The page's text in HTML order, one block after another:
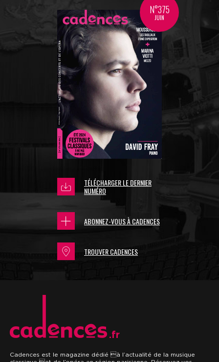
N°375
JUIN
TÉLÉCHARGER LE DERNIER
NUMÉRO
ABONNEZ-VOUS À CADENCES
TROUVER CADENCES
.fr
Cadences est le magazine dédié à l’actualité de la musique